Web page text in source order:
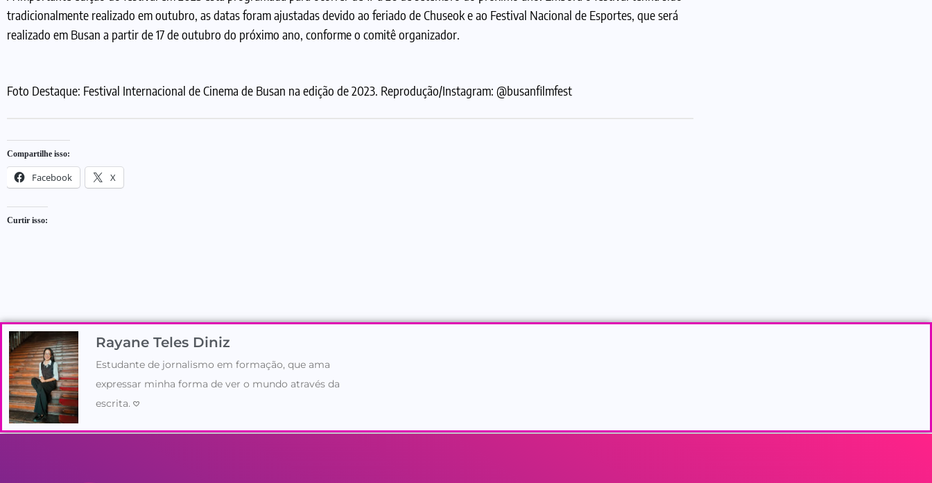
tradicionalmente realizado em outubro, as datas foram ajustadas devido ao feriado de Chuseok e ao Festival Nacional de Esportes, que será
realizado em Busan a partir de 17 de outubro do próximo ano, conforme o comitê organizador.
Foto Destaque: Festival Internacional de Cinema de Busan na edição de 2023. Reprodução/Instagram: @busanfilmfest
Compartilhe isso:
Facebook X
Curtir isso:
Rayane Teles Diniz
Estudante de jornalismo em formação, que ama
expressar minha forma de ver o mundo através da
escrita. 𖹭